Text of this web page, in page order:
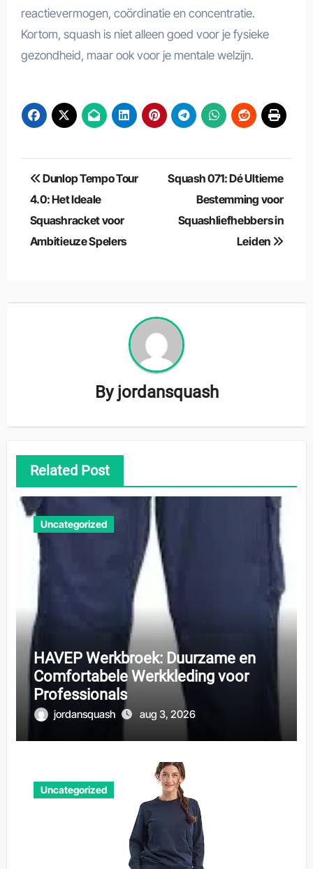
reactievermogen, coördinatie en concentratie.
Kortom, squash is niet alleen goed voor je fysieke
gezondheid, maar ook voor je mentale welzijn.
Berichtnavigatie
Dunlop Tempo Tour
4.0: Het Ideale
Squashracket voor
Ambitieuze Spelers
Squash 071: Dé Ultieme
Bestemming voor
Squashliefhebbers in
Leiden
By jordansquash
Related Post
Uncategorized
HAVEP Werkbroek: Duurzame en
Comfortabele Werkkleding voor
Professionals
jordansquash aug 3, 2026
Uncategorized